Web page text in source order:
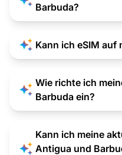
Barbuda?
Kann ich eSIM auf
Wie richte ich
Barbuda ein?
Kann ich meine
Antigua und